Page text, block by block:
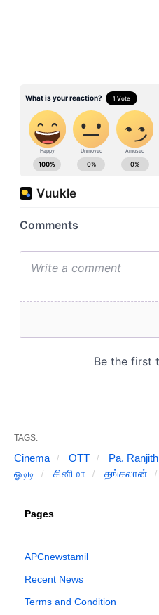
TAGS:
Cinema OTT Pa. Ranjith
ஓடிடி
சினிமா தங்கலான்
Pages
APCnewstamil
Recent News
Terms and Condition